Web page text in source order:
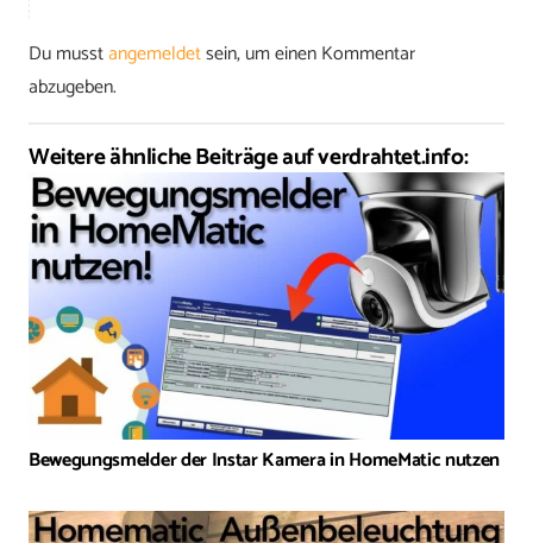
Du musstangemeldetsein, um einen Kommentar
abzugeben.
Weitere ähnliche Beiträge auf verdrahtet.info:
Bewegungsmelder der Instar Kamera in HomeMatic nutzen